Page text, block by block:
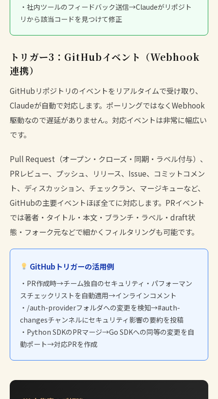
・社内ツールのフィードバック送信→Claudeがリポジト
リから該当コードを見つけて修正
トリガー3：GitHubイベント（Webhook
連携）
GitHubリポジトリのイベントをリアルタイムで受け取り、
Claudeが自動で対応します。ポーリングではなくWebhook
駆動なので遅延がありません。対応イベントは非常に幅広い
です。
Pull Request（オープン・クローズ・同期・ラベル付与）、
PRレビュー、プッシュ、リリース、Issue、コミットコメン
ト、ディスカッション、チェックラン、マージキューなど、
GitHubの主要イベントほぼ全てに対応します。PRイベント
では著者・タイトル・本文・ブランチ・ラベル・draft状
態・フォーク元などで細かくフィルタリングも可能です。
GitHubトリガーの活用例
・PR作成時→チーム独自のセキュリティ・パフォーマン
スチェックリストを自動適用→インラインコメント
・/auth-providerフォルダへの変更を検知→#auth-
changesチャンネルにセキュリティ影響の要約を投稿
・Python SDKのPRマージ→Go SDKへの同等の変更を自
動ポート→対応PRを作成